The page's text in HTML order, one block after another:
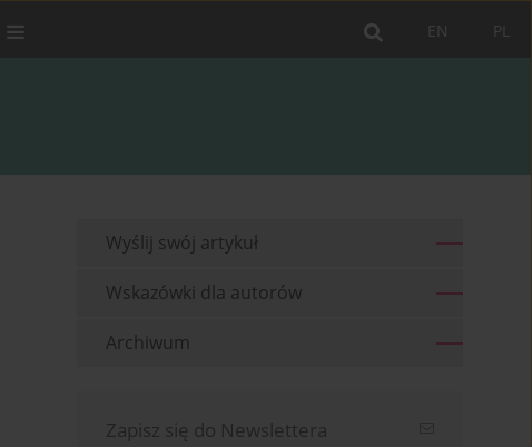
PL
EN
Wyślij swój artykuł
Wskazówki dla autorów
Archiwum
Zapisz się do Newslettera